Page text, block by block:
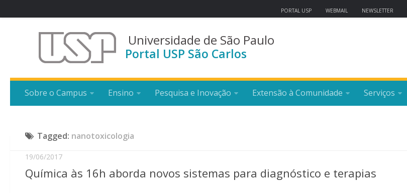
PORTAL USP WEBMAIL NEWSLETTER
Universidade de São Paulo
Portal USP São Carlos
Sobre o Campus Ensino Pesquisa e Inovação Extensão à Comunidade Serviços
Tagged: nanotoxicologia
19/06/2017
Química às 16h aborda novos sistemas para diagnóstico e terapias